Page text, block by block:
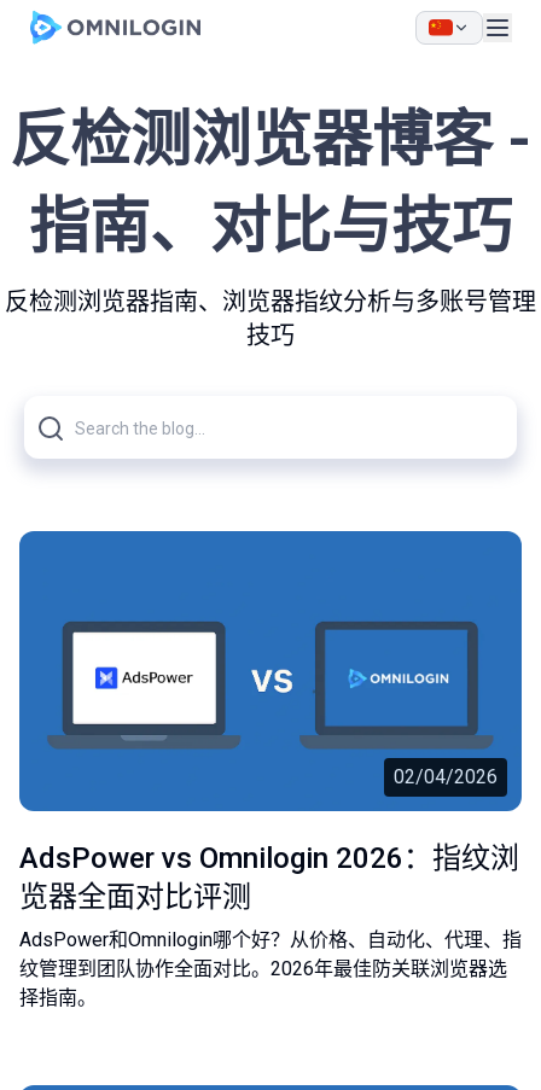
Skip to main content
反检测浏览器博客 -
指南、对比与技巧
反检测浏览器指南、浏览器指纹分析与多账号管理
技巧
02/04/2026
AdsPower vs Omnilogin 2026：指纹浏
览器全面对比评测
AdsPower和Omnilogin哪个好？从价格、自动化、代理、指
纹管理到团队协作全面对比。2026年最佳防关联浏览器选
择指南。